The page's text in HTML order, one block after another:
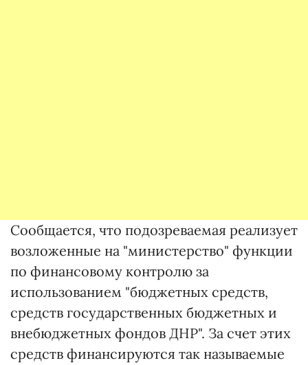
Сообщается, что подозреваемая реализует
возложенные на "министерство" функции
по финансовому контролю за
использованием "бюджетных средств,
средств государственных бюджетных и
внебюджетных фондов ДНР". За счет этих
средств финансируются так называемые